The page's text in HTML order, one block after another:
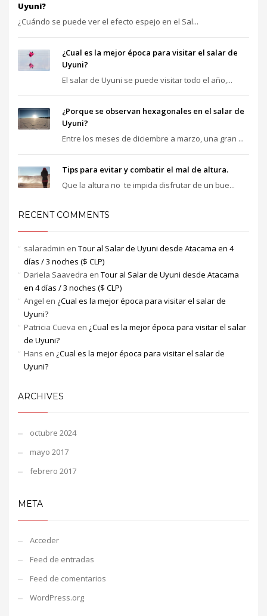
Uyuni?
¿Cuándo se puede ver el efecto espejo en el Sal...
¿Cual es la mejor época para visitar el salar de
Uyuni?
El salar de Uyuni se puede visitar todo el año,...
¿Porque se observan hexagonales en el salar de
Uyuni?
Entre los meses de diciembre a marzo, una gran ...
Tips para evitar y combatir el mal de altura.
Que la altura no te impida disfrutar de un bue...
RECENT COMMENTS
salaradmin en Tour al Salar de Uyuni desde Atacama en 4
días / 3 noches ($ CLP)
Dariela Saavedra en Tour al Salar de Uyuni desde Atacama
en 4 días / 3 noches ($ CLP)
Angel en ¿Cual es la mejor época para visitar el salar de
Uyuni?
Patricia Cueva en ¿Cual es la mejor época para visitar el salar
de Uyuni?
Hans en ¿Cual es la mejor época para visitar el salar de
Uyuni?
ARCHIVES
octubre 2024
mayo 2017
febrero 2017
META
Acceder
Feed de entradas
Feed de comentarios
WordPress.org